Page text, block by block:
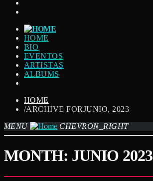
HOME
BIO
EVENTOS
ARTISTAS
ALBUMS
HOME
/ARCHIVE FORJUNIO, 2023
MENU
CHEVRON_RIGHT
MONTH: JUNIO 2023